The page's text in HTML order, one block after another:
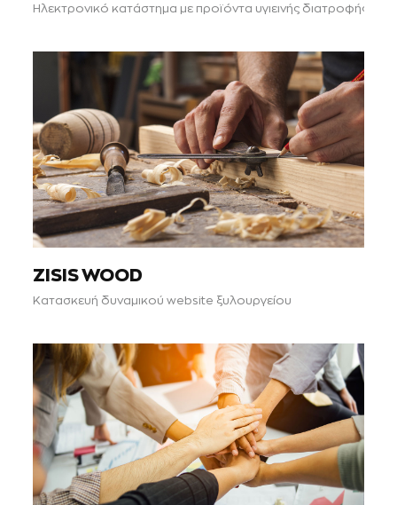
Ηλεκτρονικό κατάστημα με προϊόντα υγιεινής διατροφής
ZISIS WOOD
Κατασκευή δυναμικού website ξυλουργείου